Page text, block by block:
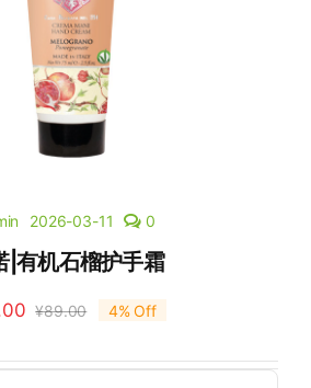
2026-03-11 0
|有机石榴护手霜
¥89.00 4% Off